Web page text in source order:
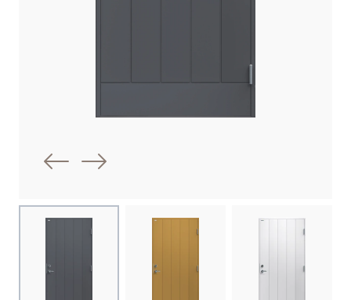
Föregående bild
Nästa bild
Choose image Choose image Choose image